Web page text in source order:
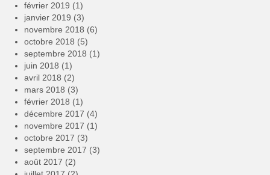
février 2019 (1)
janvier 2019 (3)
novembre 2018 (6)
octobre 2018 (5)
septembre 2018 (1)
juin 2018 (1)
avril 2018 (2)
mars 2018 (3)
février 2018 (1)
décembre 2017 (4)
novembre 2017 (1)
octobre 2017 (3)
septembre 2017 (3)
août 2017 (2)